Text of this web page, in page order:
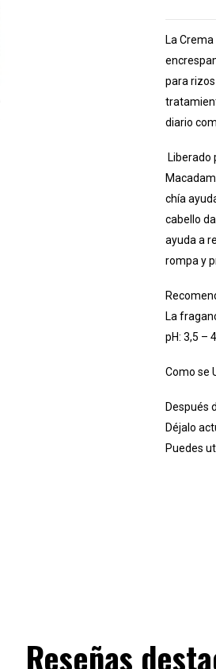
La
para
diario
Liberado
chía
cabello
ayuda a
rompa y
La
pH: 3,5 –
Como se
Después
Déjalo
Puedes
Reseñas